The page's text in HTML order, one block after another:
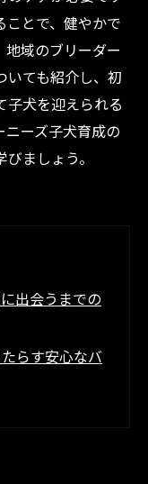
とで、健やかで
域のブリーダー
いても紹介し、初
子犬を迎えられる
ーズ子犬育成の
ましょう。
出会うまでの
らす安心なバ
えるべき健康